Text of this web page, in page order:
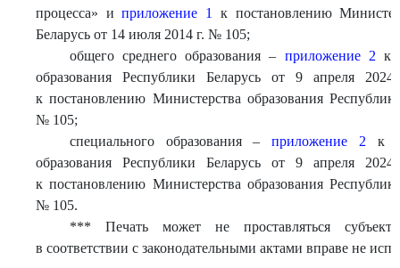
процесса» иприложение 1
к постановлению
Беларусь от 14 июля 2014 г. № 105;
общего среднего образования – приложение 2 к
образования Республики Беларусь от 9 апреля
к постановлению Министерства образования
№ 105;
специального образования –приложение 2 к
образования Республики Беларусь от 9 апреля
к постановлению Министерства образования
№ 105.
*** Печать может не проставляться
в соответствии с законодательными актами вправе не